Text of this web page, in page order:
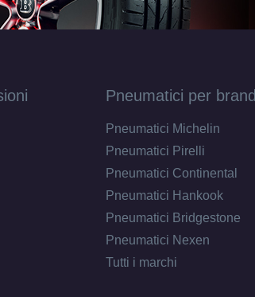
Pneumatici per brand
Pneumatici Michelin
Pneumatici Pirelli
Pneumatici Continental
Pneumatici Hankook
Pneumatici Bridgestone
Pneumatici Nexen
Tutti i marchi